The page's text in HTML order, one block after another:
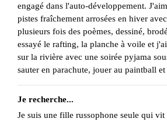
engagé dans l'auto-développement.
pistes fraîchement arrosées en hiver
plusieurs fois des poèmes, dessiné,
essayé le rafting, la planche à voile et
sur la rivière avec une soirée pyjama
sauter en parachute, jouer au paintball
Je recherche...
Je suis une fille russophone seule qui vit